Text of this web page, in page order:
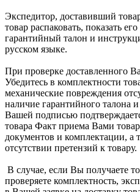
Экспедитор, доставивший
товар распаковать, показать
гарантийный талон и
русском языке.
При проверке доставленного
Убедитесь в комплектности
механические повреждения
наличие гарантийного талона
Вашей подписью
товара Факт приема Вами
документов и комплектации, а
отсутствии претензий к товару.
В случае, если Вы получаете
проверяете комплектность,